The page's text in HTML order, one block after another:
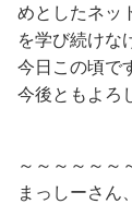
めとしたネッ
を学び続けな
今日この頃で
今後ともよろ
～～～～～～
まっしーさん